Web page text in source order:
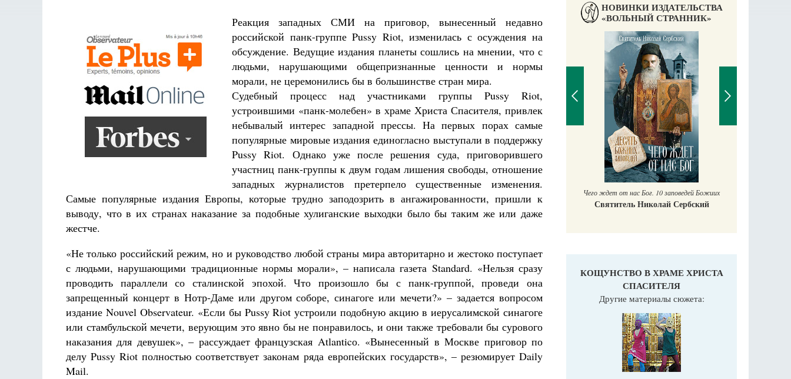
Реакция западных СМИ на приговор, вынесенный недавно
российской панк-группе Pussy Riot, изменилась с осуждения на
обсуждение. Ведущие издания планеты сошлись на мнении, что с
людьми, нарушающими общепризнанные ценности и нормы
морали, не церемонились бы в большинстве стран мира.
Судебный процесс над участниками группы Pussy Riot,
устроившими «панк-молебен» в храме Христа Спасителя, привлек
небывалый интерес западной прессы. На первых порах самые
популярные мировые издания единогласно выступали в поддержку
Pussy Riot. Однако уже после решения суда, приговорившего
участниц панк-группы к двум годам лишения свободы, отношение
западных журналистов претерпело существенные изменения.
Самые популярные издания Европы, которые трудно заподозрить в ангажированности, пришли к
выводу, что в их странах наказание за подобные хулиганские выходки было бы таким же или даже
жестче.
«Не только российский режим, но и руководство любой страны мира авторитарно и жестоко поступает
с людьми, нарушающими традиционные нормы морали», – написала газета Standard. «Нельзя сразу
проводить параллели со сталинской эпохой. Что произошло бы с панк-группой, проведи она
запрещенный концерт в Нотр-Даме или другом соборе, синагоге или мечети?» – задается вопросом
издание Nouvel Observateur. «Если бы Pussy Riot устроили подобную акцию в иерусалимской синагоге
или стамбульской мечети, верующим это явно бы не понравилось, и они также требовали бы сурового
наказания для девушек», – рассуждает французская Atlanticо. «Вынесенный в Москве приговор по
делу Pussy Riot полностью соответствует законам ряда европейских государств», – резюмирует Daily
Mail.
НОВИНКИ ИЗДАТЕЛЬСТВА
«ВОЛЬНЫЙ СТРАННИК»
Кирилл Мурышев
Великомученик Георгий Победоносец. Научись у
святого
Роман Котов Чего ждет от нас Бог. 10 заповедей Божиих
Святитель Николай Сербский
КОЩУНСТВО В ХРАМЕ ХРИСТА
СПАСИТЕЛЯ
Другие материалы сюжета: